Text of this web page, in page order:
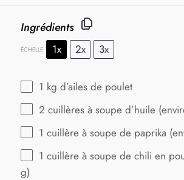
Ingrédients
ÉCHELLE 1x 2x 3x
1 kg d’ailes de poulet
2 cuillères à soupe d’huile
1 cuillère à soupe de paprika
1 cuillère à soupe de chili en
g)